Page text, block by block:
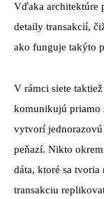
Vďaka architektúre
detaily transakcií,
ako funguje takýto
V rámci siete
komunikujú priamo
vytvorí jednorazovú
peňazí. Nikto
dáta, ktoré sa
transakciu